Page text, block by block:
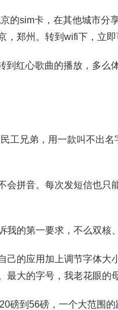
的sim卡，在其他城市分
，郑州。转到wifi下，立即
到红心歌曲的播放，多么
工兄弟，用一款叫不出
会拼音。每次发短信也只
的第一要求，不么双核
己的应用加上调节字体大
大的字号，我老花眼的
磅到56磅，一个大范围的